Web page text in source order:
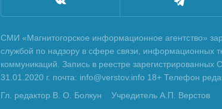
СМИ «Магнитогорское информационное агентство»
службой по надзору в сфере связи, информационных
коммуникаций. Запись в реестре
31.01.2020 г. почта: info@verstov.info 18+ Телефон
Гл. редактор В. О. Болкун
Учредитель А.П. Верстов